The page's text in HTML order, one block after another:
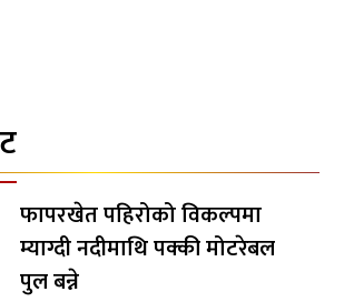
फापरखेत पहिरोको विकल्पमा
म्याग्दी नदीमाथि पक्की मोटरेबल
पुल बन्ने